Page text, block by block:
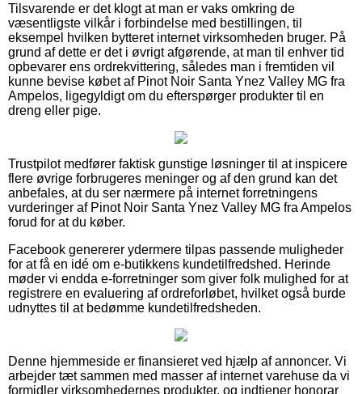
Tilsvarende er det klogt at man er vaks omkring de
væsentligste vilkår i forbindelse med bestillingen, til
eksempel hvilken bytteret internet virksomheden bruger. På
grund af dette er det i øvrigt afgørende, at man til enhver tid
opbevarer ens ordrekvittering, således man i fremtiden vil
kunne bevise købet af Pinot Noir Santa Ynez Valley MG fra
Ampelos, ligegyldigt om du efterspørger produkter til en
dreng eller pige.
Trustpilot medfører faktisk gunstige løsninger til at inspicere
flere øvrige forbrugeres meninger og af den grund kan det
anbefales, at du ser nærmere på internet forretningens
vurderinger af Pinot Noir Santa Ynez Valley MG fra Ampelos
forud for at du køber.
Facebook genererer ydermere tilpas passende muligheder
for at få en idé om e-butikkens kundetilfredshed. Herinde
møder vi endda e-forretninger som giver folk mulighed for at
registrere en evaluering af ordreforløbet, hvilket også burde
udnyttes til at bedømme kundetilfredsheden.
Denne hjemmeside er finansieret ved hjælp af annoncer. Vi
arbejder tæt sammen med masser af internet varehuse da vi
formidler virksomhedernes produkter, og indtjener honorar